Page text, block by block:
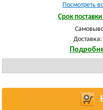
Посмотреть
Срок
Доставка: